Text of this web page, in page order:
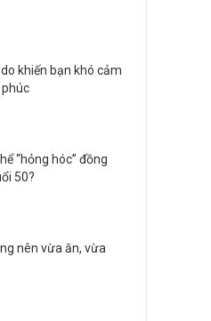
do khiến bạn khó cảm
“hỏng hóc” đồng
50?
nên vừa ăn, vừa